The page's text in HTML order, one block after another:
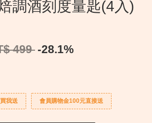
調酒刻度量匙(4入)
499 -28.1%
我送 會員購物金100元直接送